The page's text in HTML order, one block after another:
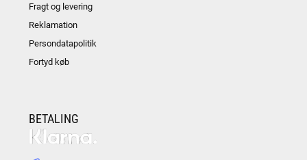
Fragt og levering
Reklamation
Persondatapolitik
Fortyd køb
BETALING